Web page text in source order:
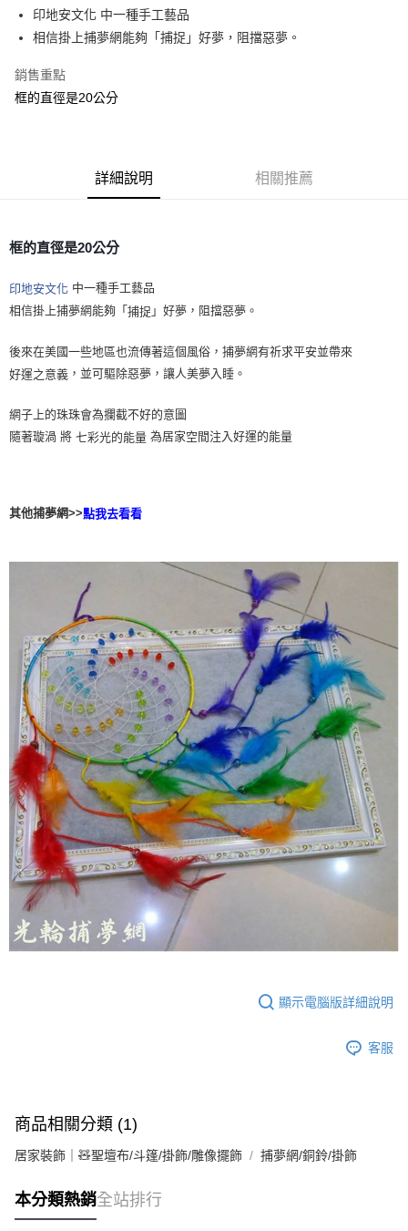
Apple Pay
街口支付
悠遊付
7-11取貨付款
賣家宅配幫您送（台灣）
郵局幫你送（離島）
付款後門市自取
免運費
印地安文化 中一種手工藝品
相信掛上捕夢網能夠「捕捉」好夢，阻擋惡夢。
銷售重點
框的直徑是20公分
詳細說明 相關推薦
框的直徑是20公分
印地安文化 中一種手工藝品
相信掛上捕夢網能夠「 捕捉 」好夢，阻擋惡夢。
後來在美國一些地區也流傳著這個風俗，捕夢網有祈求平安並帶來
好運之意義 ，並可驅除惡夢，讓人美夢入睡。
網子上的珠珠會為攔截不好的意圖
隨著璇渦 將 七彩光的能量 為居家空間注入好運的能量
其他捕夢網>>點我去看看
顯示電腦版詳細說明
客服
商品相關分類 (1)
居家裝飾｜🧸聖壇布/斗篷/掛飾/雕像擺飾 捕夢網/銅鈴/掛飾
本分類熱銷全站排行